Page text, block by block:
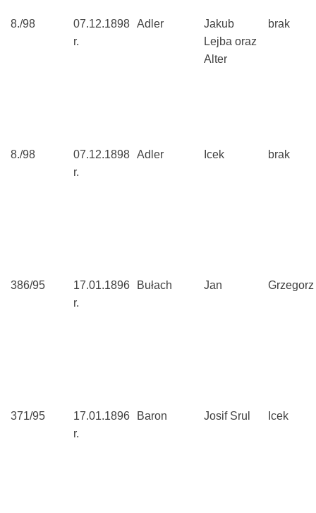
8./98
07.12.1898
r.
Adler
Jakub
Lejba oraz
Alter
brak
8./98
07.12.1898
r.
Adler Icek brak
386/95
17.01.1896
r.
Bułach Jan Grzegorz
371/95
17.01.1896
r.
Baron Josif Srul Icek